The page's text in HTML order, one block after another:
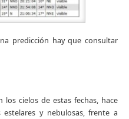
predicción hay que consultar
cielos de estas fechas, hace
y nebulosas, frente a